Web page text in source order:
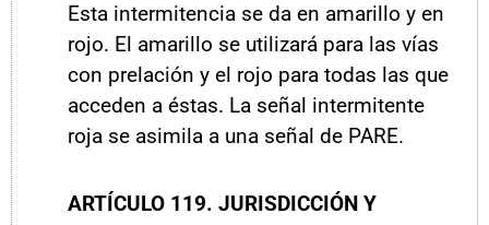
Esta intermitencia se da en amarillo y en
rojo. El amarillo se utilizará para las vías
con prelación y el rojo para todas las que
acceden a éstas. La señal intermitente
roja se asimila a una señal de PARE.
ARTÍCULO 119. JURISDICCIÓN Y